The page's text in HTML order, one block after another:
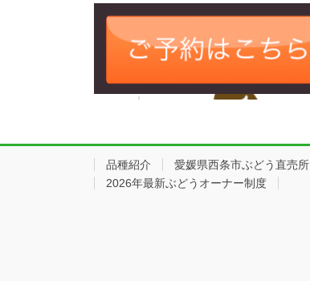
品種紹介 愛媛県西条市ぶどう直売所
2026年最新ぶどうオーナー制度